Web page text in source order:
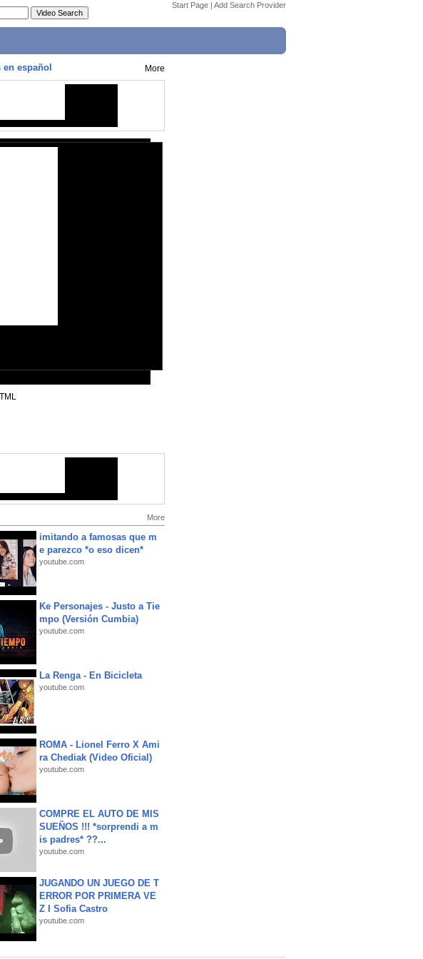
Start Page | Add Search Provider
español More
More
imitando a famosas que m
e parezco *o eso dicen*
youtube.com
Ke Personajes - Justo a Tie
mpo (Versión Cumbia)
youtube.com
La Renga - En Bicicleta
youtube.com
ROMA - Lionel Ferro X Ami
ra Chediak (Video Oficial)
youtube.com
COMPRE EL AUTO DE MIS
SUEÑOS !!! *sorprendi a m
is padres* ??...
youtube.com
JUGANDO UN JUEGO DE T
ERROR POR PRIMERA VE
Z l Sofia Castro
youtube.com